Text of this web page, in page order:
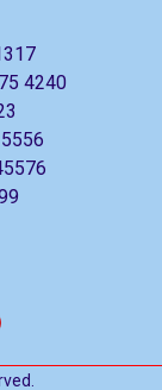
4240